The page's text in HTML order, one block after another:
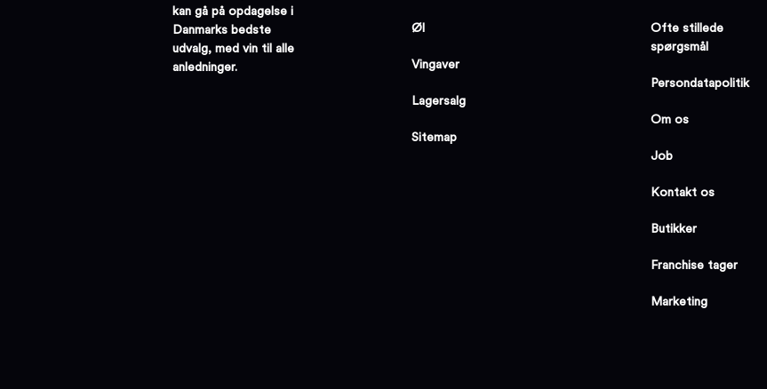
kan gå på opdagelse i
Danmarks bedste
udvalg, med vin til alle
anledninger.
Øl
Vingaver
Lagersalg
Sitemap
Ofte stillede
spørgsmål
Persondatapolitik
Om os
Job
Kontakt os
Butikker
Franchise tager
Marketing